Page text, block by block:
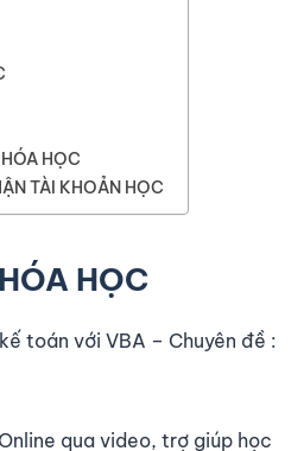
HỌC
TÀI KHOẢN HỌC
HỌC
toán với VBA – Chuyên đề :
Online qua video, trợ giúp học